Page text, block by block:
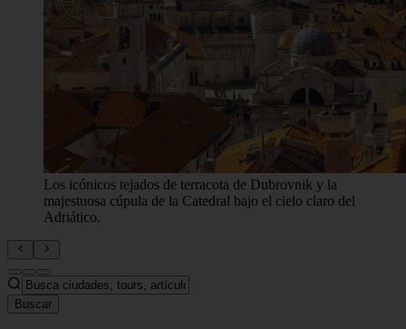
Los icónicos tejados de terracota de Dubrovnik y la
majestuosa cúpula de la Catedral bajo el cielo claro del
Adriático.
Buscar